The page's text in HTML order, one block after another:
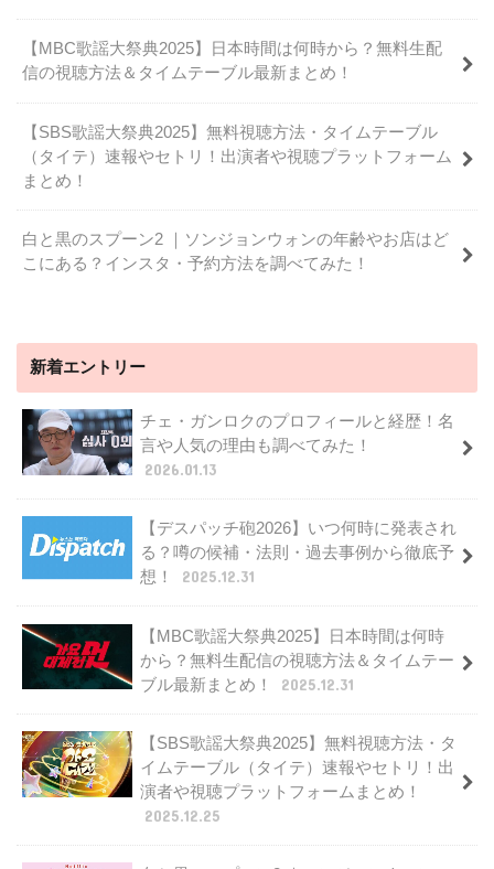
【MBC歌謡大祭典2025】日本時間は何時から？無料生配
信の視聴方法＆タイムテーブル最新まとめ！
【SBS歌謡大祭典2025】無料視聴方法・タイムテーブル
（タイテ）速報やセトリ！出演者や視聴プラットフォーム
まとめ！
白と黒のスプーン2 ｜ソンジョンウォンの年齢やお店はど
こにある？インスタ・予約方法を調べてみた！
新着エントリー
チェ・ガンロクのプロフィールと経歴！名
言や人気の理由も調べてみた！
2026.01.13
【デスパッチ砲2026】いつ何時に発表され
る？噂の候補・法則・過去事例から徹底予
想！
2025.12.31
【MBC歌謡大祭典2025】日本時間は何時
から？無料生配信の視聴方法＆タイムテー
ブル最新まとめ！
2025.12.31
【SBS歌謡大祭典2025】無料視聴方法・タ
イムテーブル（タイテ）速報やセトリ！出
演者や視聴プラットフォームまとめ！
2025.12.25